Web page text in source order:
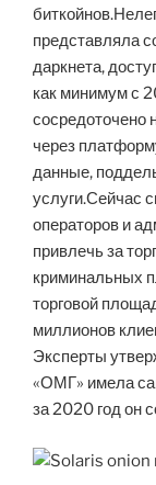
представляла
даркнета,
как минимум с
сосредоточено
через
данные,
услуги.Сейчас
операторов и
привлечь за
криминальных
торговой
миллионов
Эксперты
«ОМГ» имела
за 2020 год он